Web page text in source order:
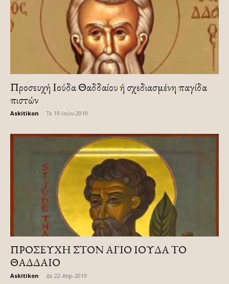
Προσευχή Ιούδα Θαδδαίου ή σχεδιασμένη παγίδα
πιστών
Askitikon Τε 19-Ιούν-2019
ΠΡΟΣΕΥΧΗ ΣΤΟΝ ΑΓΙΟ ΙΟΥΔΑ ΤΟ
ΘΑΔΔΑΙΟ
Askitikon Δε 22-Απρ-2019